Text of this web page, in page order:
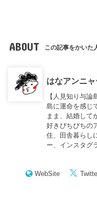
ABOUT この記事をかいた
はなアンニ
【人見知り与
島に運命を感じ
まま、結婚して
好きぴちぴちの
住、田舎暮らし
ー、インスタグ
WebSite